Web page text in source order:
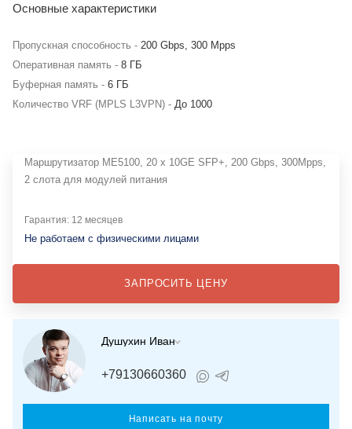
Основные характеристики
Пропускная способность - 200 Gbps, 300 Mpps
Оперативная память - 8 ГБ
Буферная память - 6 ГБ
Количество VRF (MPLS L3VPN) - До 1000
Маршрутизатор ME5100, 20 x 10GE SFP+, 200 Gbps, 300Mpps,
2 слота для модулей питания
Гарантия: 12 месяцев
Не работаем с физическими лицами
ЗАПРОСИТЬ ЦЕНУ
Душухин Иван
+79130660360
Написать на почту